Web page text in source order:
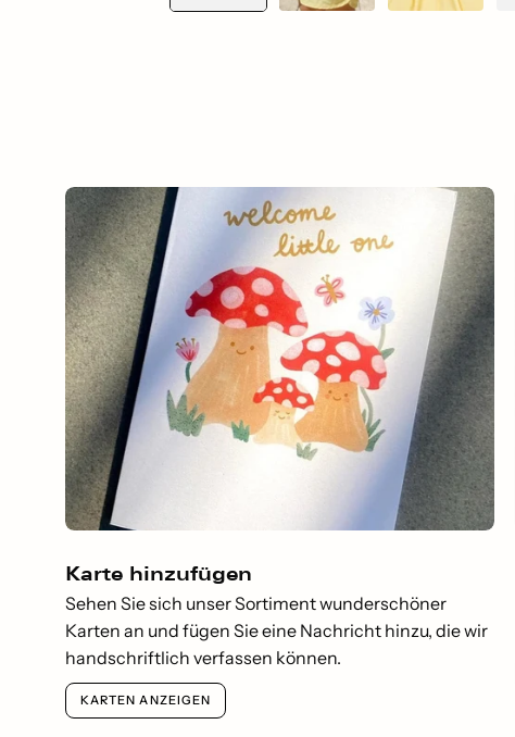
Karte hinzufügen
Sehen Sie sich unser Sortiment wunderschöner
Karten an und fügen Sie eine Nachricht hinzu, die wir
handschriftlich verfassen können.
KARTEN ANZEIGEN